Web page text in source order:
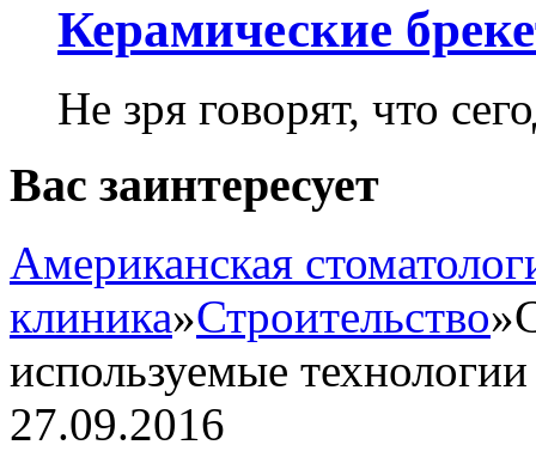
Керамические
Не зря говорят, что
Вас заинтересует
Американская
клиника»Строительство»
используемые технологии
27.09.2016